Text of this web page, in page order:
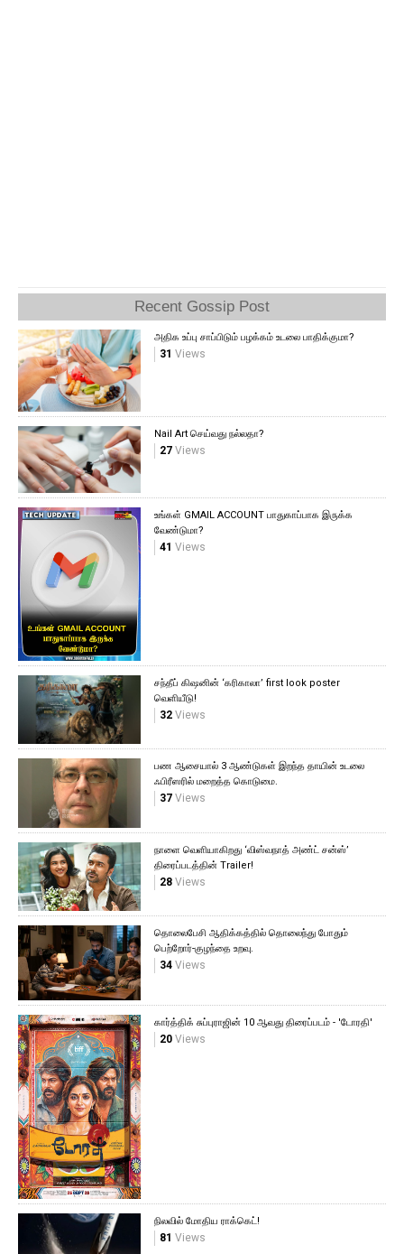
Recent Gossip Post
அதிக உப்பு சாப்பிடும் பழக்கம் உடலை பாதிக்குமா?
31 Views
Nail Art செய்வது நல்லதா?
27Views
உங்கள் GMAIL ACCOUNT பாதுகாப்பாக இருக்க
வேண்டுமா?
41 Views
சந்தீப் கிஷனின் ‘கரிகாலா’ first look poster
வெளியீடு!
32Views
பண ஆசையால் 3 ஆண்டுகள் இறந்த தாயின் உடலை
ஃபிரீஸரில் மறைத்த கொடுமை.
37Views
நாளை வெளியாகிறது ‘விஸ்வநாத் அண்ட் சன்ஸ்’
திரைப்படத்தின் Trailer!
28Views
தொலைபேசி ஆதிக்கத்தில் தொலைந்து போதும்
பெற்றோர்-குழந்தை உறவு.
34Views
கார்த்திக் சுப்புராஜின் 10 ஆவது திரைப்படம் - 'டோரதி'
20Views
நிலவில் மோதிய ராக்கெட்!
81 Views